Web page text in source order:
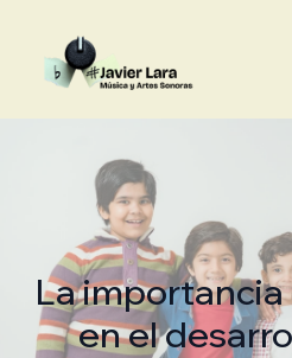
La importancia
en el